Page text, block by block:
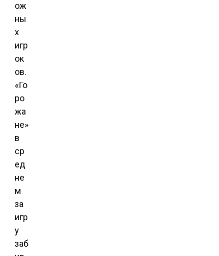
ож
ны
х
игр
ок
ов.
«Го
ро
жа
не»
в
ср
ед
не
м
за
игр
у
заб